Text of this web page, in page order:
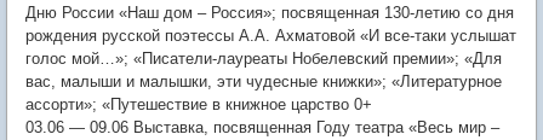
Дню России «Наш дом – Россия»; посвященная 130-летию со дня
рождения русской поэтессы А.А. Ахматовой «И все-таки услышат
голос мой…»; «Писатели-лауреаты Нобелевский премии»; «Для
вас, малыши и малышки, эти чудесные книжки»; «Литературное
ассорти»; «Путешествие в книжное царство 0+
03.06 — 09.06 Выставка, посвященная Году театра «Весь мир –